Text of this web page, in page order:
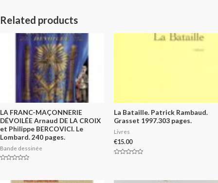
Related products
LA FRANC-MAÇONNERIE
DÉVOILÉE Arnaud DE LA CROIX
et Philippe BERCOVICI. Le
Lombard. 240 pages.
Bande dessinée
La Bataille. Patrick Rambaud.
Grasset 1997.303 pages.
Livres
€15.00
5